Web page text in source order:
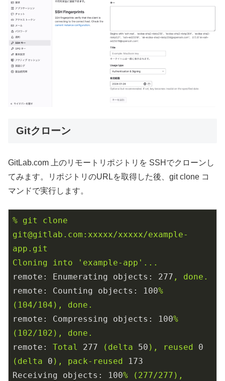
Gitクローン
GitLab.com 上のリモートリポジトリを SSHでクローンし
てみます。リポジトリのURLを取得した後、git clone コ
マンドで実行します。
% git
clone
git@gitlab.com:xxxxx/xxxxx/example-
app.git
Cloning
into 'example-app' ...
remote: Enumerating objects:
277 ,
done.
remote: Counting objects:
100%
(104/104),
done.
remote: Compressing objects:
100%
(102/102),
done.
remote:
Total 277 (delta 50 ), reused
0
(delta
0 ), pack-reused
173
Receiving objects:
100%
(277/277),